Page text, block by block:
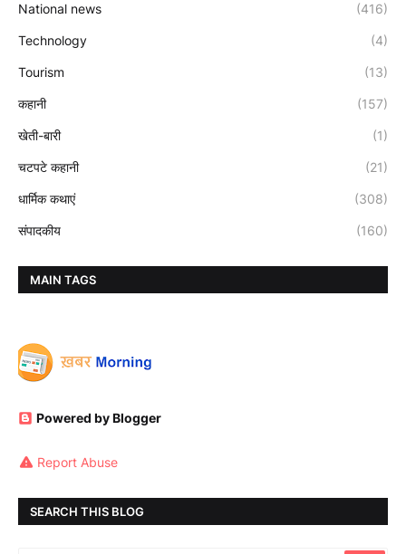
National news (416)
Technology (4)
Tourism (13)
कहानी (157)
खेती-बारी (1)
चटपटे कहानी (21)
धार्मिक कथाएं (308)
संपादकीय (160)
MAIN TAGS
Powered by Blogger
Report Abuse
SEARCH THIS BLOG